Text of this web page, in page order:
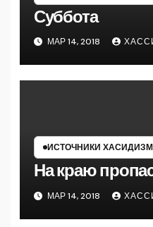
Суббота
МАР 14, 2018
ИСТОЧНИКИ
На краю
МАР 14, 2018